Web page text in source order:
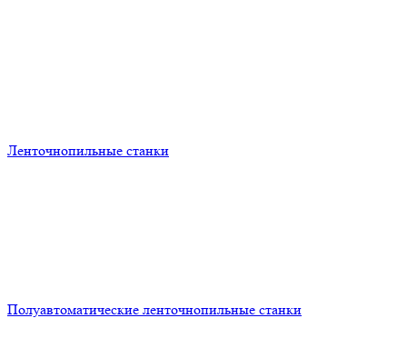
Ленточнопильные станки
Полуавтоматические ленточнопильные станки